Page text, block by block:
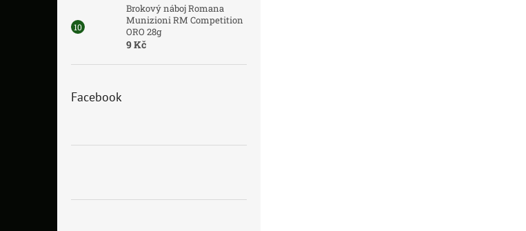
Brokový náboj Romana
Munizioni RM Competition
ORO 28g
9 Kč
Facebook